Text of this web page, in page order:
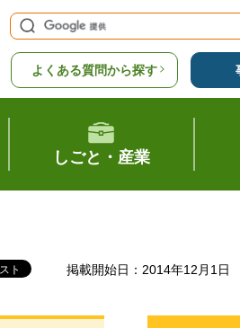
よくある質問から探す
しごと・産業
掲載開始日：2014年12月1日